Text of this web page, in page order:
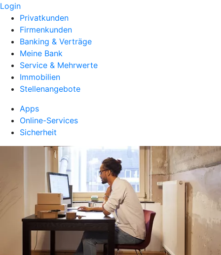
Login
Privatkunden
Firmenkunden
Banking & Verträge
Meine Bank
Service & Mehrwerte
Immobilien
Stellenangebote
Apps
Online-Services
Sicherheit